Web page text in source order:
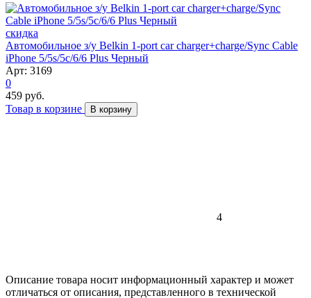
скидка
Автомобильное з/у Belkin 1-port car charger+charge/Sync Cable
iPhone 5/5s/5c/6/6 Plus Черный
Арт: 3169
0
459 руб.
Товар в корзине
В корзину
4
Описание товара носит информационный характер и может
отличаться от описания, представленного в технической